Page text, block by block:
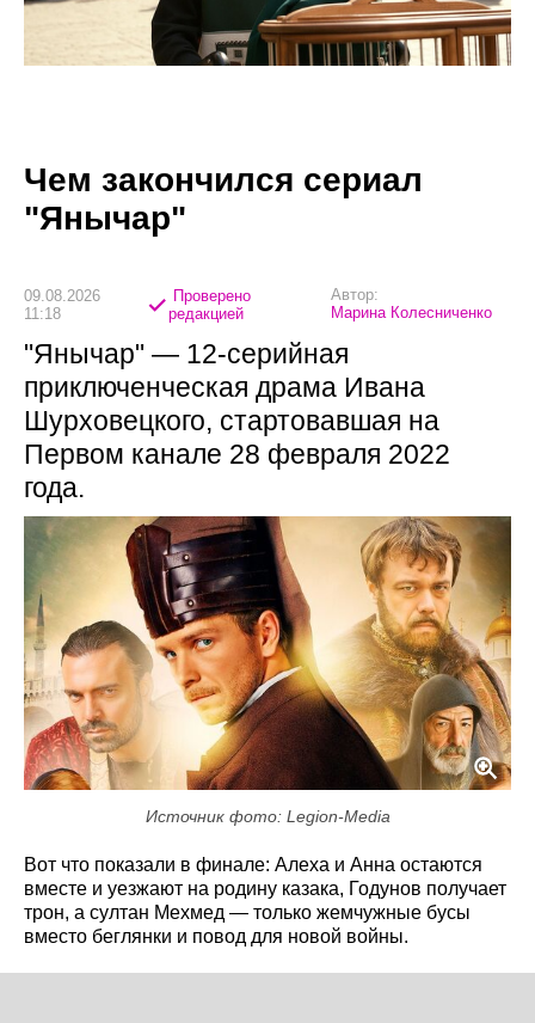
Чем закончился сериал
"Янычар"
09.08.2026
11:18
Проверено
редакцией
Автор:
Марина Колесниченко
"Янычар" — 12-серийная
приключенческая драма Ивана
Шурховецкого, стартовавшая на
Первом канале 28 февраля 2022
года.
Источник фото: Legion-Media
Вот что показали в финале: Алеха и Анна остаются
вместе и уезжают на родину казака, Годунов получает
трон, а султан Мехмед — только жемчужные бусы
вместо беглянки и повод для новой войны.